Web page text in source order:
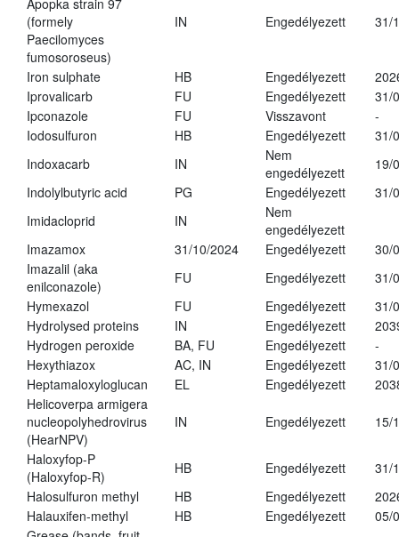
Apopka strain 97
(formely
Paecilomyces
fumosoroseus)
IN Engedélyezett 31/
Iron sulphate HB Engedélyezett
Iprovalicarb
FU Engedélyezett
31/
Ipconazole
FU Visszavont
-
Iodosulfuron
HB Engedélyezett
31/
Indoxacarb
IN
Nem
engedélyezett
19/
Indolylbutyric acid
PG Engedélyezett
31/
Imidacloprid
IN
Nem
engedélyezett
Imazamox
31/10/2024 Engedélyezett
30/
Imazalil (aka
enilconazole)
FU Engedélyezett
31/
Hymexazol
FU Engedélyezett
31/
Hydrolysed proteins
IN Engedélyezett
Hydrogen peroxide
BA, FU Engedélyezett
-
Hexythiazox
AC, IN Engedélyezett
31/
Heptamaloxyloglucan
EL Engedélyezett
Helicoverpa armigera
nucleopolyhedrovirus
(HearNPV)
IN Engedélyezett 15/
Haloxyfop-P
(Haloxyfop-R)
HB Engedélyezett
31/
Halosulfuron methyl
HB Engedélyezett
Halauxifen-methyl
HB Engedélyezett
05/